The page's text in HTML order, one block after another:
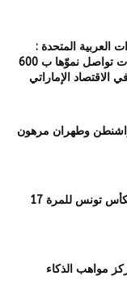
العربية المتحدة :
الاستثمارات الإيطالية في الإمارات تواصل نموّها ب 600
الاقتصاد الإماراتي
وطهران مرهون
الترجي الرياضي التونسي بطلا لكأس تونس للمرة 17
مواهب الذكاء